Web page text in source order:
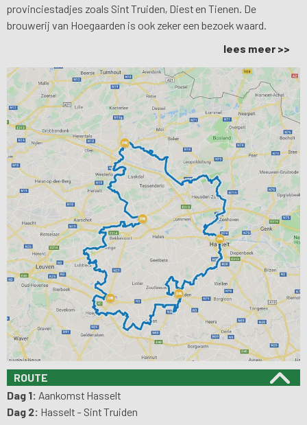
provinciestadjes zoals Sint Truiden, Diest en Tienen. De
brouwerij van Hoegaarden is ook zeker een bezoek waard.
lees meer >>
ROUTE
Dag 1: Aankomst Hasselt
Dag 2: Hasselt - Sint Truiden